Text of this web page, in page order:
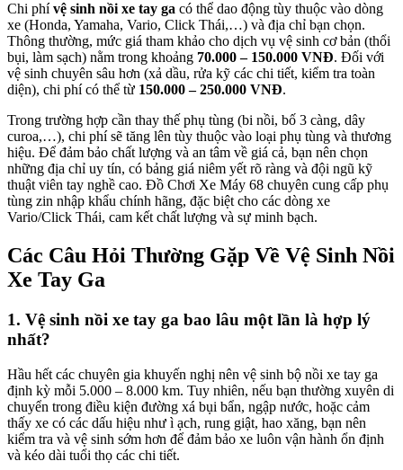
Chi phívệ sinh nồi xe tay ga có thể dao động tùy thuộc vào dòng
xe (Honda, Yamaha, Vario, Click Thái,…) và địa chỉ bạn chọn.
Thông thường, mức giá tham khảo cho dịch vụ vệ sinh cơ bản (thổi
bụi, làm sạch) nằm trong khoảng 70.000 – 150.000 VNĐ. Đối với
vệ sinh chuyên sâu hơn (xả dầu, rửa kỹ các chi tiết, kiểm tra toàn
diện), chi phí có thể từ 150.000 – 250.000 VNĐ.
Trong trường hợp cần thay thế phụ tùng (bi nồi, bố 3 càng, dây
curoa,…), chi phí sẽ tăng lên tùy thuộc vào loại phụ tùng và thương
hiệu. Để đảm bảo chất lượng và an tâm về giá cả, bạn nên chọn
những địa chỉ uy tín, có bảng giá niêm yết rõ ràng và đội ngũ kỹ
thuật viên tay nghề cao. Đồ Chơi Xe Máy 68 chuyên cung cấp phụ
tùng zin nhập khẩu chính hãng, đặc biệt cho các dòng xe
Vario/Click Thái, cam kết chất lượng và sự minh bạch.
Các Câu Hỏi Thường Gặp Về Vệ Sinh Nồi
Xe Tay Ga
1. Vệ sinh nồi xe tay ga bao lâu một lần là hợp lý
nhất?
Hầu hết các chuyên gia khuyến nghị nên vệ sinh bộ nồi xe tay ga
định kỳ mỗi 5.000 – 8.000 km. Tuy nhiên, nếu bạn thường xuyên di
chuyển trong điều kiện đường xá bụi bẩn, ngập nước, hoặc cảm
thấy xe có các dấu hiệu như ì ạch, rung giật, hao xăng, bạn nên
kiểm tra và vệ sinh sớm hơn để đảm bảo xe luôn vận hành ổn định
và kéo dài tuổi thọ các chi tiết.